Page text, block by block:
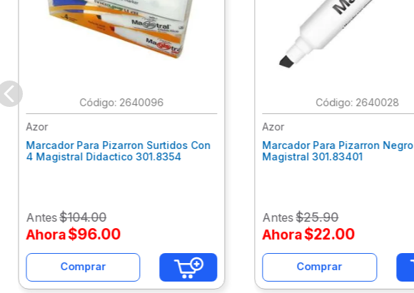
: 2640096
Azor
Marcador Para Pizarron Surtidos Con
4 Magistral Didactico 301.8354
Antes$104.00
Ahora$96.00
Comprar
: 2640028
Azor
Marcador Para Pizarron Negro
Magistral 301.83401
Antes$25.90
Ahora$22.00
Comprar